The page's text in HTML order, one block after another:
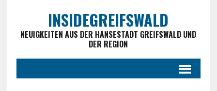
INSIDEGREIFSWALD
NEUIGKEITEN AUS DER HANSESTADT GREIFSWALD UND
DER REGION